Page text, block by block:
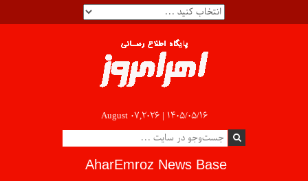
August 07,2026 | ۱۴۰۵/۰۵/۱۶
AharEmroz News Base